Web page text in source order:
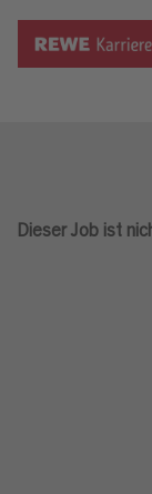
Dieser Job ist